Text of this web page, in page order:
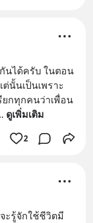
นได้ครับ ในตอน
นั้นเป็นเพราะ
ยกทุกคนว่าเพื่อน
ดูเพิ่มเติม
2
ะรู้จักใช้ชีวิตมี